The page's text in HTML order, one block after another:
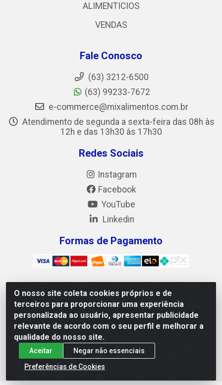
O nosso site coleta cookies próprios e de
terceiros para proporcionar uma experiência
personalizada ao usuário, apresentar publicidade
relevante de acordo com o seu perfil e melhorar a
qualidade do nosso site.
Aceitar
Negar não essenciais
Preferências de Cookies
ALIMENTICIOS
VENDAS
Fale Conosco
(63) 3212-6500
(63) 99233-7672
e-commerce@mixalimentos.com.br
Atendimento de segunda a sexta-feira das 08h às
12h e das 13h30 às 17h30
Redes Sociais
Instagram
Facebook
YouTube
Linkedin
Formas de Pagamento
Mix Alimentos LTDA - Quadra Asr Ne 55 (412 Norte), Alameda
02, S/N - Plano Diretor Norte, Palmas/TO - CEP 77.006-540 -
CNPJ 05.922.500/0001-02